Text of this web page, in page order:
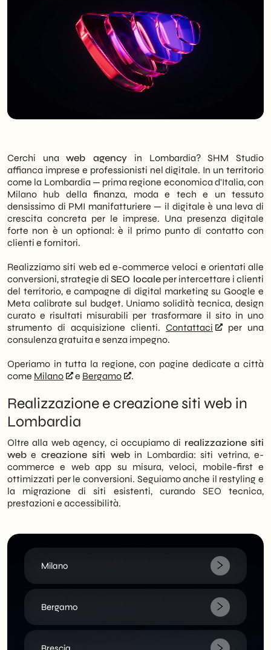
Cerchi unaweb agency in Lombardia? SHM Studio
affianca imprese e professionisti nel digitale. In un territorio
come la Lombardia — prima regione economica d'Italia, con
Milano hub della finanza, moda e tech e un tessuto
densissimo di PMI manifatturiere — il digitale è una leva di
crescita concreta per le imprese. Una presenza digitale
forte non è un optional: è il primo punto di contatto con
clienti e fornitori.
Realizziamo siti web ed e-commerce veloci e orientati alle
conversioni, strategie diSEO localeper intercettare i clienti
del territorio, e campagne di digital marketing su Google e
Meta calibrate sul budget. Uniamo solidità tecnica, design
curato e risultati misurabili per trasformare il sito in uno
strumento di acquisizione clienti. Contattaci
per una
consulenza gratuita e senza impegno.
Operiamo in tutta la regione, con pagine dedicate a città
come Milano e Bergamo .
Realizzazione e creazione siti web in
Lombardia
Oltre alla web agency, ci occupiamo di realizzazione siti
web e creazione siti webin Lombardia: siti vetrina, e-
commerce e web app su misura, veloci, mobile-first e
ottimizzati per le conversioni. Seguiamo anche il restyling e
la migrazione di siti esistenti, curando SEO tecnica,
prestazioni e accessibilità.
Milano
Bergamo